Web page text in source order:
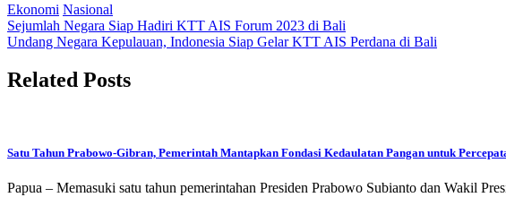
Ekonomi Nasional
Post
navigation
Sejumlah Negara Siap Hadiri KTT AIS Forum 2023 di Bali
Undang Negara Kepulauan, Indonesia Siap Gelar KTT AIS Perdana di Bali
Related Posts
Satu Tahun Prabowo-Gibran, Pemerintah Mantapkan Fondasi Kedaulatan Pangan untuk
Papua – Memasuki satu tahun pemerintahan Presiden Prabowo Subianto dan Wakil